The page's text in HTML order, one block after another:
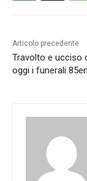
Articolo precedente
Travolto e ucciso
oggi i funerali